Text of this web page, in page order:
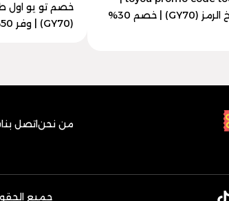
انسخ الرمز (GY70) | خصم 30%
خصم تو يو اول
(GY70) | وفر 50% الآن
من نحناتصل بنا
جميع